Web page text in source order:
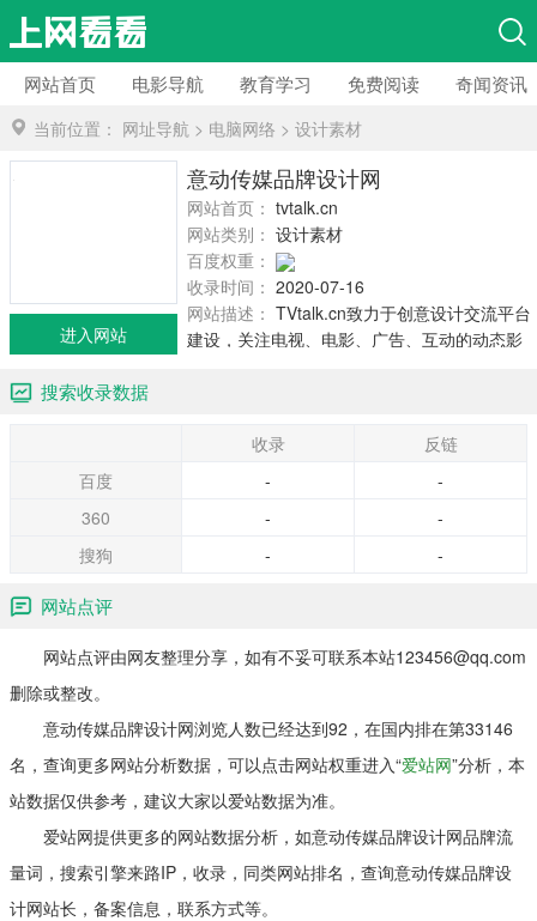
网站首页 电影导航 教育学习 免费阅读 奇闻资讯
当前位置： 网址导航 > 电脑网络 > 设计素材
意动传媒品牌设计网
网站首页： tvtalk.cn
网站类别： 设计素材
百度权重：
收录时间： 2020-07-16
网站描述： TVtalk.cn致力于创意设计交流平台
建设，关注电视、电影、广告、互动的动态影
进入网站
搜索收录数据
收录
反链
百度
-
-
360
-
-
搜狗
- -
网站点评
网站点评由网友整理分享，如有不妥可联系本站123456@qq.com
删除或整改。
意动传媒品牌设计网浏览人数已经达到92，在国内排在第33146
名，查询更多网站分析数据，可以点击网站权重进入“爱站网”分析，本
站数据仅供参考，建议大家以爱站数据为准。
爱站网提供更多的网站数据分析，如意动传媒品牌设计网品牌流
量词，搜索引擎来路IP，收录，同类网站排名，查询意动传媒品牌设
计网站长，备案信息，联系方式等。